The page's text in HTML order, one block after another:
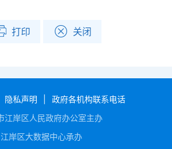
打印 关闭
隐私声明
政府各机构联系电话
江岸区人民政府办公室主办
江岸区大数据中心承办